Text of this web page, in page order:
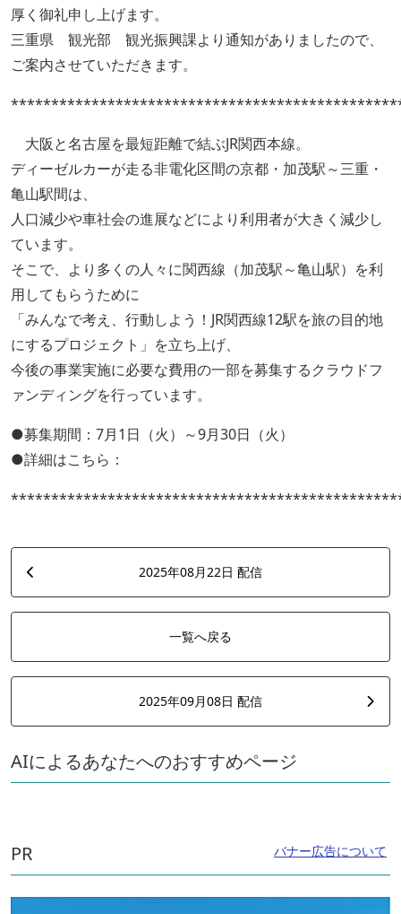
厚く御礼申し上げます。
三重県 観光部 観光振興課より通知がありましたので、
ご案内させていただきます。
大阪と名古屋を最短距離で結ぶJR関西本線。
ディーゼルカーが走る非電化区間の京都・加茂駅～三重・
亀山駅間は、
人口減少や車社会の進展などにより利用者が大きく減少し
ています。
そこで、より多くの人々に関西線（加茂駅～亀山駅）を利
用してもらうために
「みんなで考え、行動しよう！JR関西線12駅を旅の目的地
にするプロジェクト」を立ち上げ、
今後の事業実施に必要な費用の一部を募集するクラウドフ
ァンディングを行っています。
●募集期間：7月1日（火）～9月30日（火）
●詳細はこちら：
2025年08月22日 配信
一覧へ戻る
2025年09月08日 配信
AIによるあなたへのおすすめページ
PR バナー広告について